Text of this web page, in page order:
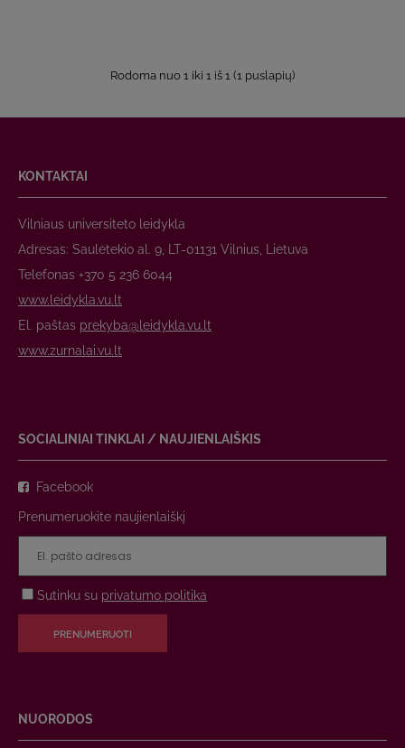
Rodoma nuo 1 iki 1 iš 1 (1 puslapių)
KONTAKTAI
Vilniaus universiteto leidykla
Adresas: Saulėtekio al. 9, LT-01131 Vilnius, Lietuva
Telefonas +370 5 236 6044
www.leidykla.vu.lt
El. paštas prekyba@leidykla.vu.lt
www.zurnalai.vu.lt
SOCIALINIAI TINKLAI / NAUJIENLAIŠKIS
Facebook
Prenumeruokite naujienlaiškį
Sutinku su privatumo politika
PRENUMERUOTI
NUORODOS